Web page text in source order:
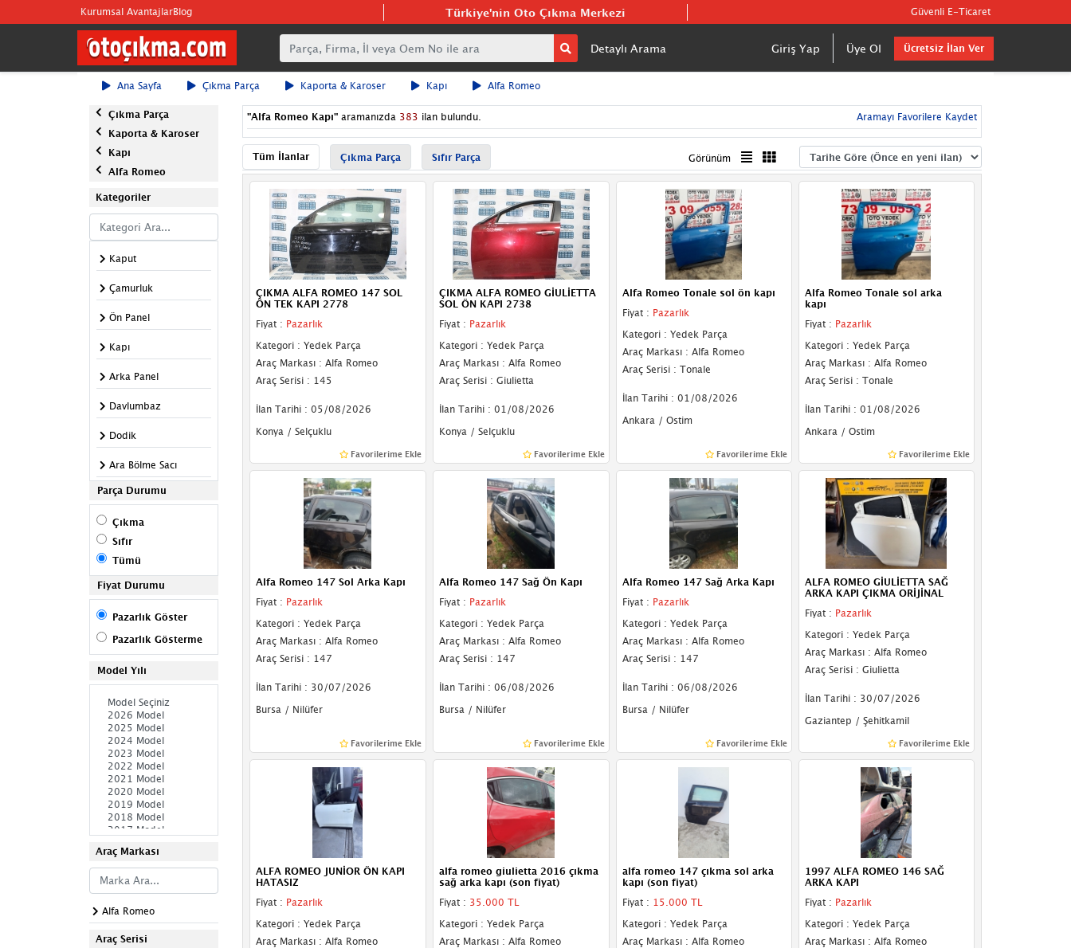
Kurumsal AvantajlarBlog Türkiye'nin Oto Çıkma Merkezi Güvenli E-Ticaret
Detaylı Arama Giriş Yap Üye Ol Ücretsiz İlan Ver
Ana Sayfa Çıkma Parça Kaporta & Karoser Kapı Alfa Romeo
Çıkma Parça
Kaporta & Karoser
Kapı
Alfa Romeo
Kategoriler
Kaput
Çamurluk
Ön Panel
Kapı
Arka Panel
Davlumbaz
Dodik
Ara Bölme Sacı
Basamak
Panjur
Kapı Çıtası
Kapı Direği
Fitil
Kaput Kilidi
Kupa
Komple Arka
Komple Ön
Ön Şasi
Sağ Şasi
Sol Şasi
Paçalık & Tozluk
Plakalık
Sağ Yan Sac
Parça Durumu
Çıkma
Sıfır
Tümü
Fiyat Durumu
Pazarlık Göster
Pazarlık Gösterme
Model Yılı
Araç Markası
Alfa Romeo
Araç Serisi
"Alfa Romeo Kapı" aramanızda 383 ilan bulundu. Aramayı Favorilere Kaydet
Tüm İlanlar Çıkma Parça Sıfır Parça Görünüm
ÇIKMA ALFA ROMEO 147 SOL
ÖN TEK KAPI 2778
Fiyat : Pazarlık
Kategori : Yedek Parça
Araç Markası : Alfa Romeo
Araç Serisi : 145
İlan Tarihi : 05/08/2026
Konya / Selçuklu
Favorilerime Ekle
ÇIKMA ALFA ROMEO GİULİETTA
SOL ÖN KAPI 2738
Fiyat : Pazarlık
Kategori : Yedek Parça
Araç Markası : Alfa Romeo
Araç Serisi : Giulietta
İlan Tarihi : 01/08/2026
Konya / Selçuklu
Favorilerime Ekle
Alfa Romeo Tonale sol ön kapı
Fiyat : Pazarlık
Kategori : Yedek Parça
Araç Markası : Alfa Romeo
Araç Serisi : Tonale
İlan Tarihi : 01/08/2026
Ankara / Ostim
Favorilerime Ekle
Alfa Romeo Tonale sol arka
kapı
Fiyat : Pazarlık
Kategori : Yedek Parça
Araç Markası : Alfa Romeo
Araç Serisi : Tonale
İlan Tarihi : 01/08/2026
Ankara / Ostim
Favorilerime Ekle
Alfa Romeo 147 Sol Arka Kapı
Fiyat : Pazarlık
Kategori : Yedek Parça
Araç Markası : Alfa Romeo
Araç Serisi : 147
İlan Tarihi : 30/07/2026
Bursa / Nilüfer
Favorilerime Ekle
Alfa Romeo 147 Sağ Ön Kapı
Fiyat : Pazarlık
Kategori : Yedek Parça
Araç Markası : Alfa Romeo
Araç Serisi : 147
İlan Tarihi : 06/08/2026
Bursa / Nilüfer
Favorilerime Ekle
Alfa Romeo 147 Sağ Arka Kapı
Fiyat : Pazarlık
Kategori : Yedek Parça
Araç Markası : Alfa Romeo
Araç Serisi : 147
İlan Tarihi : 06/08/2026
Bursa / Nilüfer
Favorilerime Ekle
ALFA ROMEO GİULİETTA SAĞ
ARKA KAPI ÇIKMA ORİJİNAL
Fiyat : Pazarlık
Kategori : Yedek Parça
Araç Markası : Alfa Romeo
Araç Serisi : Giulietta
İlan Tarihi : 30/07/2026
Gaziantep / Şehitkamil
Favorilerime Ekle
ALFA ROMEO JUNİOR ÖN KAPI
HATASIZ
Fiyat : Pazarlık
Kategori : Yedek Parça
Araç Markası : Alfa Romeo
alfa romeo giulietta 2016 çıkma
sağ arka kapı (son fiyat)
Fiyat : 35.000 TL
Kategori : Yedek Parça
Araç Markası : Alfa Romeo
alfa romeo 147 çıkma sol arka
kapı (son fiyat)
Fiyat : 15.000 TL
Kategori : Yedek Parça
Araç Markası : Alfa Romeo
1997 ALFA ROMEO 146 SAĞ
ARKA KAPI
Fiyat : Pazarlık
Kategori : Yedek Parça
Araç Markası : Alfa Romeo